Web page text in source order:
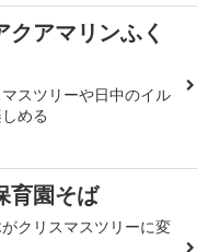
クアマリンふく
スツリーや日中のイル
める
育園そば
クリスマスツリーに変